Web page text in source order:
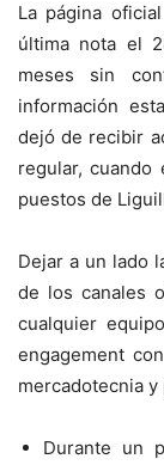
La página
última nota el
meses sin
información
dejó de recibir
regular,
puestos de
Dejar a un lado
de los canales
cualquier
engagement
mercadotecnia
Durante un